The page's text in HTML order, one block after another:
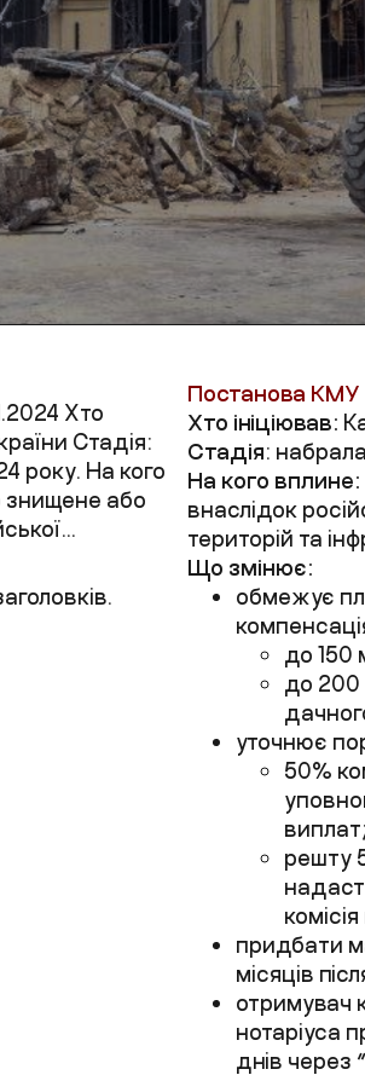
Хто
Стадія:
року. На кого
знищене або
Постанова
Хто ініціював:
Стадія:
На кого вплине:
внаслідок
територій та
Що змінює:
обмежує
до 150
до 200
уточнює
50%
решту
придбати
місяців
отримувач
нотаріуса
днів